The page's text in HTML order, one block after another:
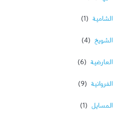
الشامية
الشويخ
العارضية
الفروانية
المسايل